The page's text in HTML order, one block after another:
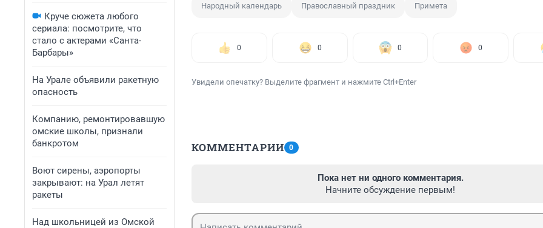
Круче сюжета любого
сериала: посмотрите, что
стало с актерами «Санта-
Барбары»
На Урале объявили ракетную
опасность
Компанию, ремонтировавшую
омские школы, признали
банкротом
Воют сирены, аэропорты
закрывают: на Урал летят
ракеты
Над школьницей из Омской
Народный календарь Православный праздник Примета
0 0 0 0
Увидели опечатку? Выделите фрагмент и нажмите Ctrl+Enter
КОММЕНТАРИИ 0
Пока нет ни одного комментария.
Начните обсуждение первым!